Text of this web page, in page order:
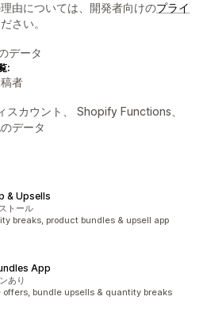
由については、開発者向けのプライ
さい。
データ
:
者
スカウント、 Shopify Functions、
データ
& Upsells
トール
breaks, product bundles & upsell app
App
あり
offers, bundle upsells & quantity breaks